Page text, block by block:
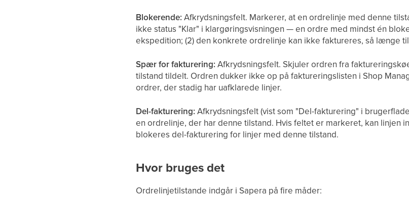
Blokerende: Afkrydsningsfelt. Markerer, at en ordrelinje med denne
ikke status "Klar" i klargøringsvisningen — en ordre med mindst én
ekspedition; (2) den konkrete ordrelinje kan ikke faktureres, så længe
Spær for fakturering: Afkrydsningsfelt. Skjuler ordren fra
tilstand tildelt. Ordren dukker ikke op på faktureringslisten i Shop
ordrer, der stadig har uafklarede linjer.
Del-fakturering: Afkrydsningsfelt (vist som "Del-fakturering" i
en ordrelinje, der har denne tilstand. Hvis feltet er markeret, kan linjen
blokeres del-fakturering for linjer med denne tilstand.
Hvor bruges det
Ordrelinjetilstande indgår i Sapera på fire måder: